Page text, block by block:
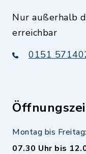
Nur außerhalb
erreichbar
0151
Montag bis Freitag:
07.30 Uhr bis